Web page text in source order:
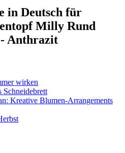
in Deutsch für
Milly Rund
Anthrazit
wirken
Kreative Blumen-Arrangements